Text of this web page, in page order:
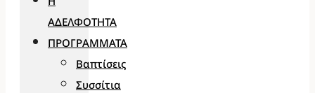
ΑΔΕΛΦΌΤΗΤΑ
ΠΡΟΓΡΆΜΜΑΤΑ
Βαπτίσεις
Συσσίτια